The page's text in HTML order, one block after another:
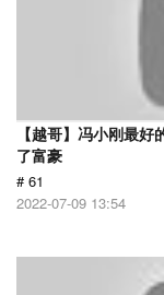
【越哥】冯小刚最
了富豪
# 61
2022-07-09 13:54